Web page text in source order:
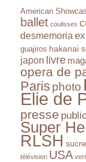
American
ballet coulisses
desmemoria
guajiros hakanai
japon livre
opera de
Paris photo
Elie de
presse
Super
RLSH sucre
télévision USA